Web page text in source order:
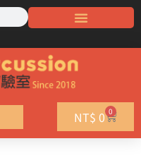
NT$ 0 0